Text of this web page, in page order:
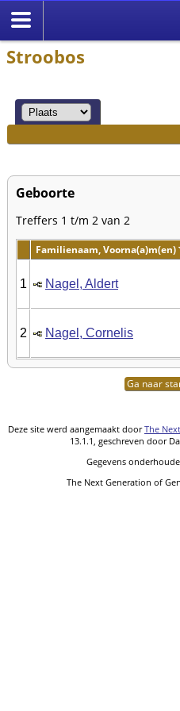
Stroobos
Geboorte
Treffers 1 t/m 2 van 2
Familienaam, Voorna(a)m(en)
1 Nagel, Aldert
2 Nagel, Cornelis
Ga naar
Deze site werd aangemaakt doorThe
13.1.1, geschreven door
Gegevens
The Next Generation of